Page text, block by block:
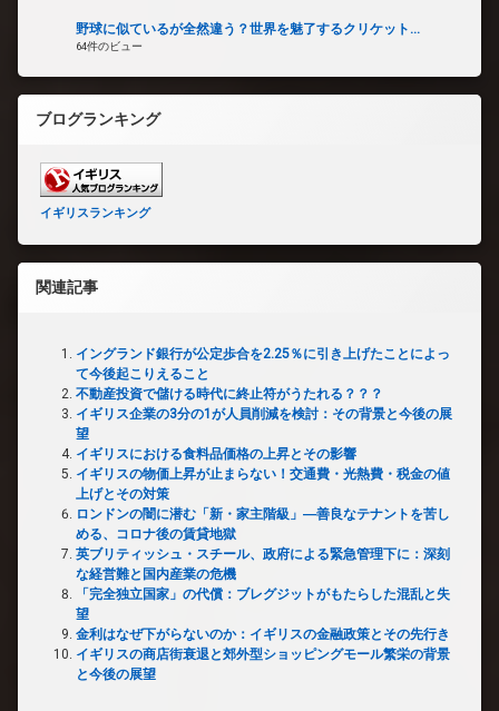
野球に似ているが全然違う？世界を魅了するクリケット...
64件のビュー
ブログランキング
イギリスランキング
関連記事
イングランド銀行が公定歩合を2.25％に引き上げたことによっ
て今後起こりえること
不動産投資で儲ける時代に終止符がうたれる？？？
イギリス企業の3分の1が人員削減を検討：その背景と今後の展
望
イギリスにおける食料品価格の上昇とその影響
イギリスの物価上昇が止まらない！交通費・光熱費・税金の値
上げとその対策
ロンドンの闇に潜む「新・家主階級」―善良なテナントを苦し
める、コロナ後の賃貸地獄
英ブリティッシュ・スチール、政府による緊急管理下に：深刻
な経営難と国内産業の危機
「完全独立国家」の代償：ブレグジットがもたらした混乱と失
望
金利はなぜ下がらないのか：イギリスの金融政策とその先行き
イギリスの商店街衰退と郊外型ショッピングモール繁栄の背景
と今後の展望